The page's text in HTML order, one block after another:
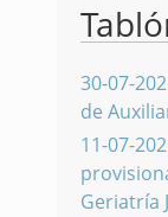
30-07-
de
11-07-
Geriatría